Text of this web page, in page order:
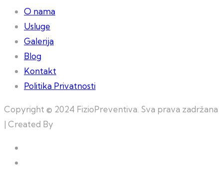
O nama
Usluge
Galerija
Blog
Kontakt
Politika Privatnosti
Copyright © 2024 FizioPreventiva. Sva prava zadržana
| Created By